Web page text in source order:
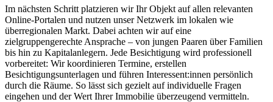
Im nächsten Schritt platzieren wir Ihr Objekt auf allen relevanten
Online-Portalen und nutzen unser Netzwerk im lokalen wie
überregionalen Markt. Dabei achten wir auf eine
zielgruppengerechte Ansprache – von jungen Paaren über Familien
bis hin zu Kapitalanlegern. Jede Besichtigung wird professionell
vorbereitet: Wir koordinieren Termine, erstellen
Besichtigungsunterlagen und führen Interessent:innen persönlich
durch die Räume. So lässt sich gezielt auf individuelle Fragen
eingehen und der Wert Ihrer Immobilie überzeugend vermitteln.